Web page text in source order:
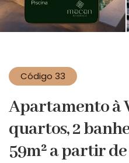
Código 33
Apartamento à
quartos, 2
59m²a partir de